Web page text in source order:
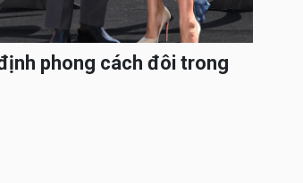
phong cách đôi trong